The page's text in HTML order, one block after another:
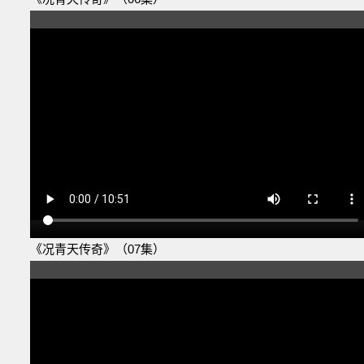
《况青天传奇》（07集）